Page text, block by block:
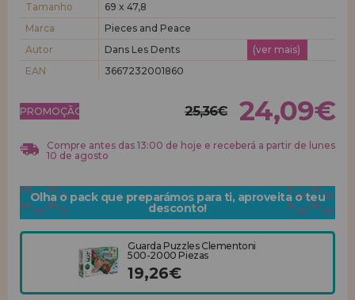
Você é um Profissional ou Empresa? Quer vender nossos produtos no
condições de venda com descontos especiais para distribuição.
Vá em frente! Estávamos esperando por você.
Tamanho
69 x 47,8
Marca
Pieces and Peace
Autor
Dans Les Dents
(ver mais)
EAN
3667232001860
PROMOÇÃO! 25,36€ 24,09€
Compre antes das 13:00 de hoje e receberá a partir de lunes
10 de agosto
Olha o pack que preparámos para ti, aproveita o teu
desconto!
Guarda Puzzles Clementoni
500-2000 Piezas
19,26€